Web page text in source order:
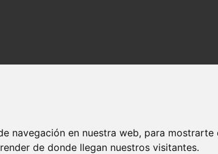
navegación en nuestra web, para
de donde llegan nuestros visitantes.